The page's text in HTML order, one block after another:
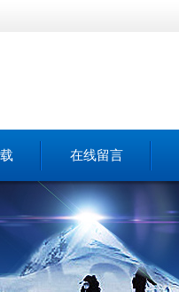
在线留言